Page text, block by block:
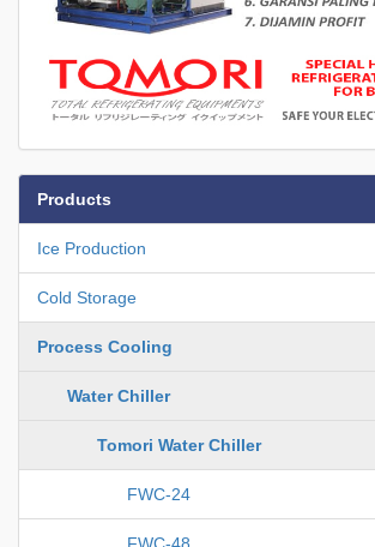
Products
Ice Production
Cold Storage
Process Cooling
Water Chiller
Tomori Water Chiller
FWC-24
FWC-48